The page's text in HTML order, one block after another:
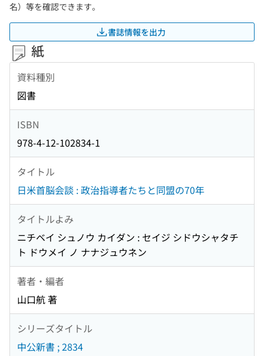
名）等を確認できます。
書誌情報を出力
紙
資料種別
図書
ISBN
978-4-12-102834-1
タイトル
日米首脳会談 : 政治指導者たちと同盟の70年
タイトルよみ
ニチベイ シュノウ カイダン : セイジ シドウシャタチ
ト ドウメイ ノ ナナジュウネン
著者・編者
山口航 著
シリーズタイトル
中公新書 ; 2834